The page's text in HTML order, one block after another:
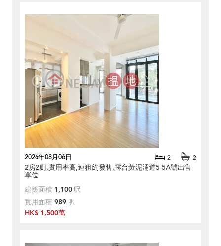
2026年08月06日 2 2
2房2廁,實用率高,連租約發售,露台黃泥涌道5-5A號出售
單位
建築面積 1,100 呎
實用面積 989 呎
HK$ 1,500萬